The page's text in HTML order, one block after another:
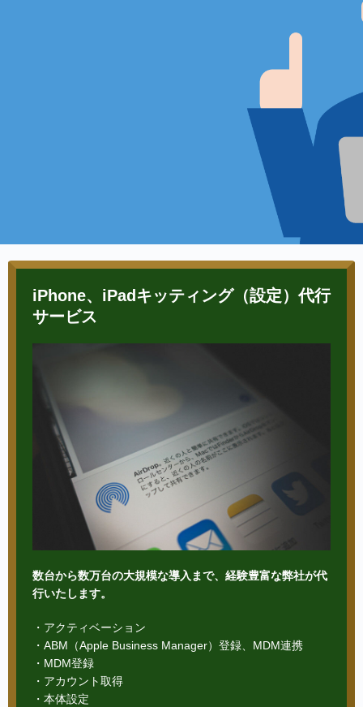
iPhone、iPadキッティング（設定）代行
サービス
数台から数万台の大規模な導入まで、経験豊富な弊社が代
行いたします。
・アクティベーション
・ABM（Apple Business Manager）登録、MDM連携
・MDM登録
・アカウント取得
・本体設定